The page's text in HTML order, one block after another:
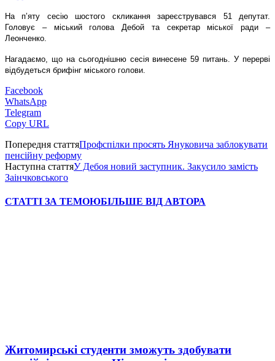
На п’яту сесію шостого скликання зареєструвався 51 депутат.
Головує – міський голова Дебой та секретар міської ради –
Леонченко.
Нагадаємо, що на сьогоднішню сесія винесене 59 питань. У перерві
відбудеться брифінг міського голови.
Facebook
WhatsApp
Telegram
Copy URL
Попередня статтяПрофспілки просять Януковича заблокувати
пенсійну реформу
Наступна статтяУ Дебоя новий заступник. Закусило замість
Заінчковського
СТАТТІ ЗА ТЕМОЮБІЛЬШЕ ВІД АВТОРА
Житомирські студенти зможуть здобувати